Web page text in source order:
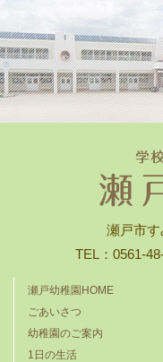
瀬戸市
TEL：0561-
瀬戸幼稚園HOME
ごあいさつ
幼稚園のご案内
1日の生活